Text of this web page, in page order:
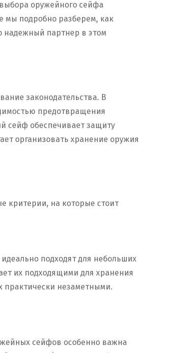
оружейного сейфа
мы подробно разберем, как
партнер в этом
законодательства. В
предотвращения
сейф обеспечивает защиту
организовать хранение оружия
критерии, на которые стоит
подходят для небольших
их подходящими для хранения
практически незаметными.
сейфов особенно важна